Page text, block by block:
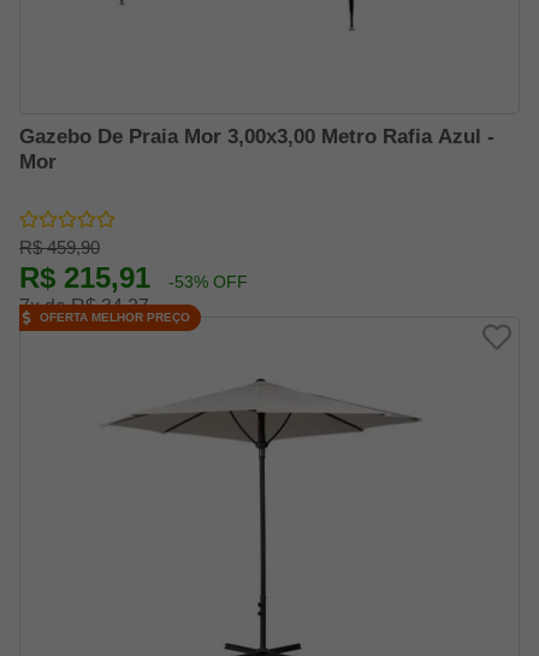
Gazebo De Praia Mor 3,00x3,00 Metro Rafia Azul -
Mor
R$ 459,90
R$ 215,91 -53% OFF
7x de R$ 34,27
OFERTA MELHOR PREÇO